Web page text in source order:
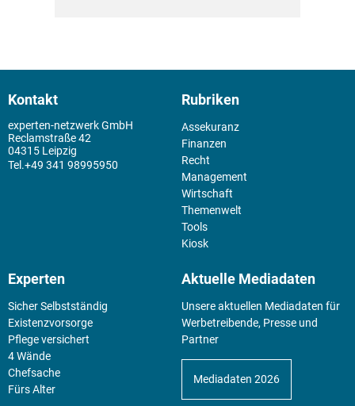
Kontakt
experten-netzwerk GmbH
Reclamstraße 42
04315 Leipzig
+49 341 98995950
Rubriken
Assekuranz
Finanzen
Recht
Management
Wirtschaft
Themenwelt
Tools
Kiosk
Experten
Sicher Selbstständig
Existenz­vorsorge
Pflege versichert
4 Wände
Chefsache
Fürs Alter
Aktuelle Mediadaten
Unsere aktuellen Mediadaten für
Werbetreibende, Presse und
Partner
Mediadaten 2026